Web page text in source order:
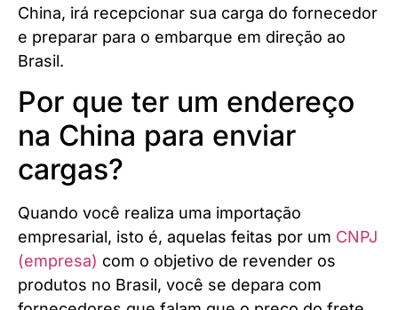
China, irá recepcionar sua carga do fornecedor
e preparar para o embarque em direção ao
Brasil.
Por que ter um endereço
na China para enviar
cargas?
Quando você realiza uma importação
empresarial, isto é, aquelas feitas por um CNPJ
(empresa) com o objetivo de revender os
produtos no Brasil, você se depara com